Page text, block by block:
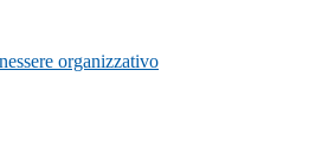
organizzativo